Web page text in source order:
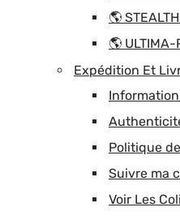
🌎
🌎 ULTIMA-
Expédition Et
Politique
Suivre ma
Voir Les